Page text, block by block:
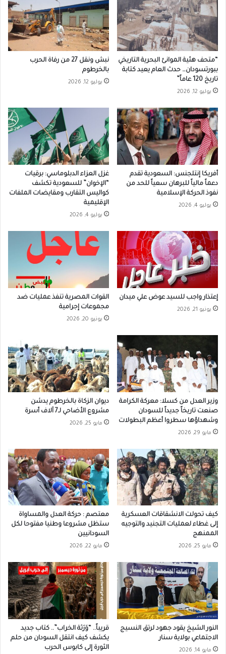
“متحف هئية الموانئ البحرية التاريخي
ببورتسودان… حدث العام يعيد كتابة
تاريخ 120 عاماً”
يوليو 12, 2026
نبش ونقل 27 من رفاة الحرب
بالخرطوم
يوليو 12, 2026
أفريكا إنتلجنس: السعودية تقدم
دعماً مالياً للبرهان سعياً للحد من
نفوذ الحركة الإسلامية
يوليو 4, 2026
غزل العزاء الدبلوماسي: برقيات
“الإخوان” للسعودية تكشف
كواليس التقارب ومقايضات الملفات
الإقليمية
يوليو 4, 2026
إعتذار واجب للسيد عوض علي ميدان
يونيو 21, 2026
القوات المصرية تنفذ عمليات ضد
مجموعات إجرامية
يونيو 20, 2026
وزير العدل من كسلا: معركة الكرامة
صنعت تاريخاً جديداً للسودان
وشهداؤها سطروا أعظم البطولات
مايو 29, 2026
ديوان الزكاة بالخرطوم يدشن
مشروع الأضاحي لـ7 آلاف أسرة
مايو 25, 2026
كيف تحولت الانشقاقات العسكرية
إلى غطاء لعمليات التجنيد والتوجيه
الممنهج
مايو 25, 2026
معتصم : حركة العدل والمساواة
ستظل مشروعا وطنيا مفتوحا لكل
السودانيين
مايو 22, 2026
النور الشيخ يقود جهود لرتق النسيج
الاجتماعي بولاية سنار
مايو 14, 2026
قريباً.. “وَرَثة الخراب”.. كتاب جديد
يكشف كيف انتقل السودان من حلم
الثورة إلى كابوس الحرب